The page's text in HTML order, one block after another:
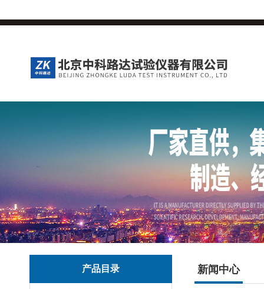
产品目录 新闻中心